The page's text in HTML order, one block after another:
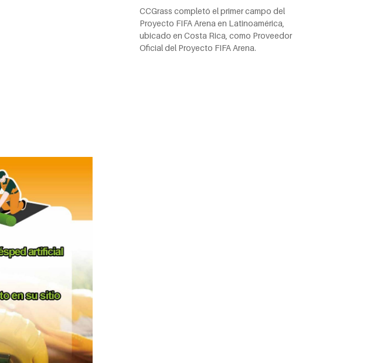
CCGrass completó el primer campo del
Proyecto FIFA Arena en Latinoamérica,
ubicado en Costa Rica, como Proveedor
Oficial del Proyecto FIFA Arena.